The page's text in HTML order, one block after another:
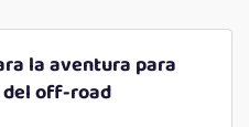
la aventura para
off-road